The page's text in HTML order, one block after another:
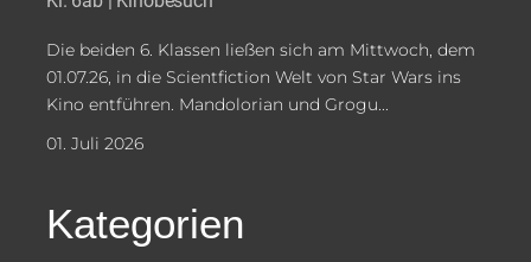
Die beiden 6. Klassen ließen sich am Mittwoch, dem
01.07.26, in die Scientfiction Welt von Star Wars ins
Kino entführen. Mandolorian und Grogu...
01. Juli 2026
Kategorien